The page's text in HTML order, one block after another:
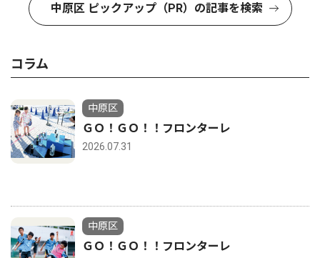
中原区 ピックアップ（PR）の記事を検索
コラム
中原区
ＧＯ！ＧＯ！！フロンターレ
2026.07.31
中原区
ＧＯ！ＧＯ！！フロンターレ